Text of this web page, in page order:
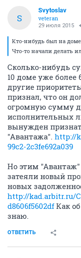
S
Svytoslav
veteran
29 июля 2015
Кто-нибудь был на
Что-то начали делать
Сколько-нибудь
10 доме уже более
другие
признал, что он
огромную сумму
исполнительных
вынужден
"Авантажа". http://
99c2-2c3fe692a039
Но этим
затеяли новый
новых
http://kad.arbitr.ru/
d8606f5602dfКак об
знаю.
ОТВЕТИТЬ